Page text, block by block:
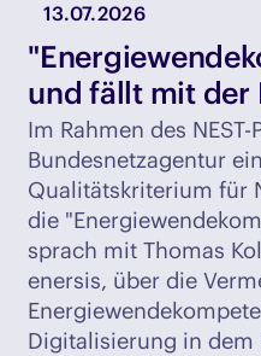
13.07.2026
und fällt mit der
Im Rahmen des
Bundesnetzagentur
Qualitätskriterium für
die
sprach mit Thomas
enersis, über die
Digitalisierung in dem